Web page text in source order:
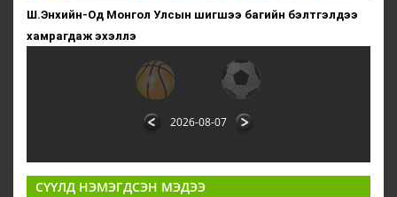
Ш.Энхийн-Од Монгол Улсын шигшээ багийн бэлтгэлдээ
хамрагдаж эхэллэ
2026-08-07
СҮҮЛД НЭМЭГДСЭН МЭДЭЭ